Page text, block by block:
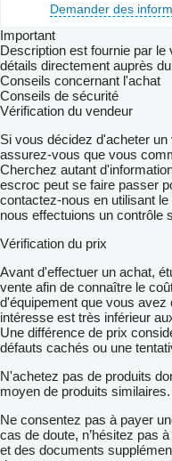
Demander des
Important
Description est fournie par le
détails directement auprès
Conseils concernant l'achat
Conseils de sécurité
Vérification du vendeur
Si vous décidez d'acheter
assurez-vous que vous
Cherchez autant
escroc peut se faire passer
contactez-nous en utilisant
nous effectuions un contrôle
Vérification du prix
Avant d'effectuer un achat,
vente afin de connaître le
d'équipement que vous avez
intéresse est très inférieur
Une différence de prix
défauts cachés ou une
N'achetez pas de produits
moyen de produits similaires.
Ne consentez pas à payer
cas de doute, n’hésitez pas
et des documents